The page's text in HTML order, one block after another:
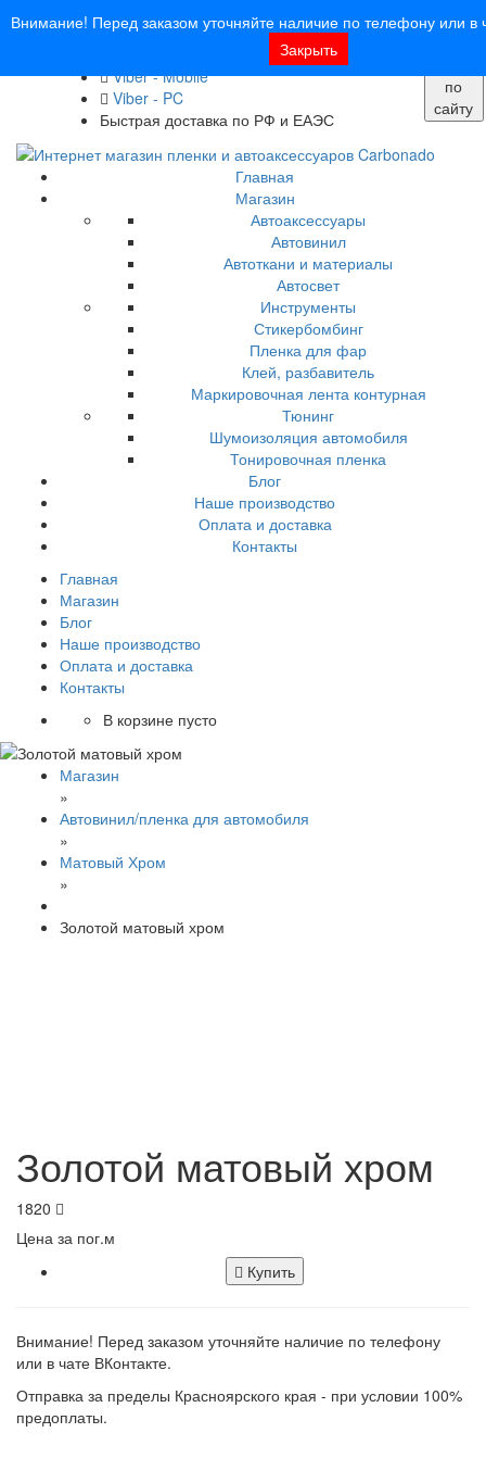
Внимание! Перед заказом уточняйте наличие по телефону или в
Закрыть
info@carbonado24.com
Viber - Mobile
Viber - PC
Быстрая доставка по РФ и ЕАЭС
по
сайту
Главная
Магазин
Автоаксессуары
Автовинил
Автоткани и материалы
Автосвет
Инструменты
Стикербомбинг
Пленка для фар
Клей, разбавитель
Маркировочная лента контурная
Тюнинг
Шумоизоляция автомобиля
Тонировочная пленка
Блог
Наше производство
Оплата и доставка
Контакты
Главная
Магазин
Блог
Наше производство
Оплата и доставка
Контакты
В корзине пусто
Магазин
»
Автовинил/пленка для автомобиля
»
Матовый Хром
»
Золотой матовый хром
Золотой матовый хром
1820
Цена за пог.м
Купить
Внимание! Перед заказом уточняйте наличие по телефону
или в чате ВКонтакте.
Отправка за пределы Красноярского края - при условии 100%
предоплаты.